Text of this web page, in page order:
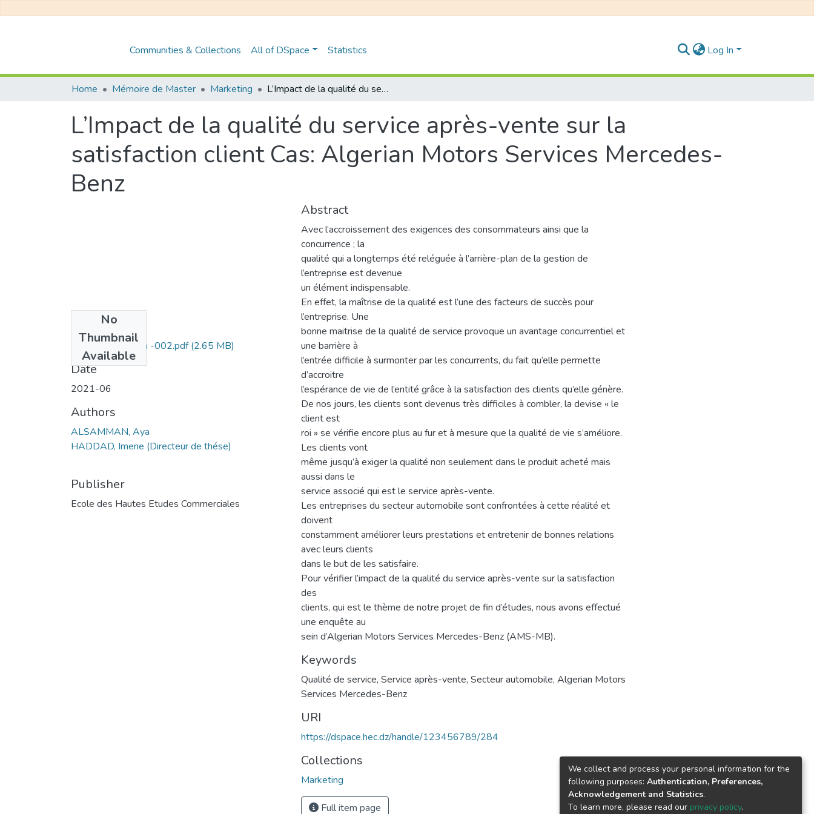
Communities & Collections All of DSpace Statistics Log In
Home Mémoire de Master Marketing L’Impact de la qualité du service après-vente sur la satisfaction client Cas: Algerian Motors Services Mercedes-Benz
L’Impact de la qualité du service après-vente sur la
satisfaction client Cas: Algerian Motors Services Mercedes-
Benz
No
Thumbnail
Available
ALSAMMAN Aya -002.pdf(2.65 MB)
Date
2021-06
Authors
ALSAMMAN, Aya
HADDAD, Imene (Directeur de thése)
Publisher
Ecole des Hautes Etudes Commerciales
Abstract
Avec l’accroissement des exigences des consommateurs ainsi que la
concurrence ; la
qualité qui a longtemps été reléguée à l’arrière-plan de la gestion de
l’entreprise est devenue
un élément indispensable.
En effet, la maîtrise de la qualité est l’une des facteurs de succès pour
l’entreprise. Une
bonne maitrise de la qualité de service provoque un avantage concurrentiel et
une barrière à
l’entrée difficile à surmonter par les concurrents, du fait qu’elle permette
d’accroitre
l’espérance de vie de l’entité grâce à la satisfaction des clients qu’elle génère.
De nos jours, les clients sont devenus très difficiles à combler, la devise « le
client est
roi » se vérifie encore plus au fur et à mesure que la qualité de vie s’améliore.
Les clients vont
même jusqu’à exiger la qualité non seulement dans le produit acheté mais
aussi dans le
service associé qui est le service après-vente.
Les entreprises du secteur automobile sont confrontées à cette réalité et
doivent
constamment améliorer leurs prestations et entretenir de bonnes relations
avec leurs clients
dans le but de les satisfaire.
Pour vérifier l’impact de la qualité du service après-vente sur la satisfaction
des
clients, qui est le thème de notre projet de fin d’études, nous avons effectué
une enquête au
sein d’Algerian Motors Services Mercedes-Benz (AMS-MB).
Keywords
Qualité de service, Service après-vente, Secteur automobile, Algerian Motors
Services Mercedes-Benz
URI
https://dspace.hec.dz/handle/123456789/284
Collections
Marketing
Full item page
We collect and process your personal information for the
following purposes: Authentication, Preferences,
Acknowledgement and Statistics.
To learn more, please read our privacy policy.